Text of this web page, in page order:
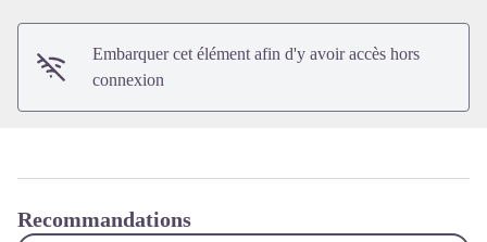
Embarquer cet élément afin d'y avoir accès hors
connexion
Recommandations